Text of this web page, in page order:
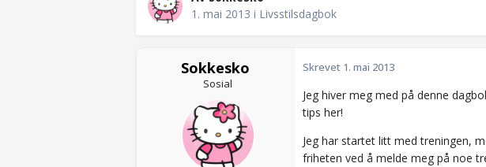
1. mai 2013 i Livsstilsdagbok
Sokkesko
Sosial
Skrevet 1. mai 2013
Jeg hiver meg med på denne
tips her!
Jeg har startet litt med treningen,
friheten ved å melde meg på noe